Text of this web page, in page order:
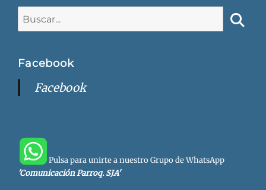
Facebook
Facebook
Pulsa para unirte a nuestro Grupo de WhatsApp
'Comunicación Parroq. SJA'